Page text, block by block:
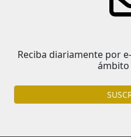
Reciba diariamente por
ámbito